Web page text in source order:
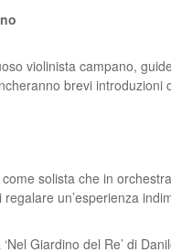
violinista campano,
brevi
solista che in
un’esperienza
Giardino del Re’ di